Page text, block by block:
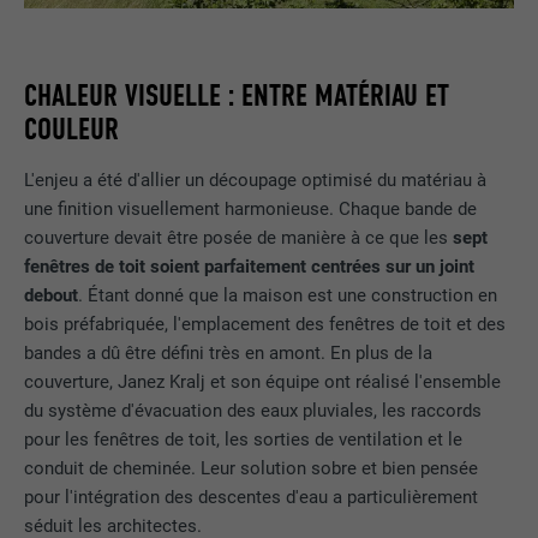
CHALEUR VISUELLE : ENTRE MATÉRIAU ET
COULEUR
L'enjeu a été d'allier un découpage optimisé du matériau à
une finition visuellement harmonieuse. Chaque bande de
couverture devait être posée de manière à ce que lessept
fenêtres de toit soient parfaitement centrées sur un joint
debout. Étant donné que la maison est une construction en
bois préfabriquée, l'emplacement des fenêtres de toit et des
bandes a dû être défini très en amont. En plus de la
couverture, Janez Kralj et son équipe ont réalisé l'ensemble
du système d'évacuation des eaux pluviales, les raccords
pour les fenêtres de toit, les sorties de ventilation et le
conduit de cheminée. Leur solution sobre et bien pensée
pour l'intégration des descentes d'eau a particulièrement
séduit les architectes.
UTILITÉ
applications PHP et garantit que toutes
les fonctions de la page qui utilisent le
NOM cookie_optin
FOURNISSEUR Sgalinski
EXPIRATION 12 mois
UTILITÉ
Ce cookie est essentiel au
fonctionnement de l'extension qui gère
le consentement pour les cookies. Il doit
être enregistré pour que l'outil sache
quels groupes de cookies ont été
NOM _ga
FOURNISSEUR
EXPIRATION 2 ans
UTILITÉ
Enregistre un identifiant unique utilisé
pour générer des données statistiques
sur la manière dont l'utilisateur utilise le
site Internet.
NOM _gat
FOURNISSEUR Google Analytics
EXPIRATION
Afficher les informations relatives aux cookies
MARKETING ET MÉDIAS EXTERNES (SERVICES AMÉRICAINS
Les cookies « Marketing et médias externes (services
américains compris) » sont utilisés par les annonceurs
(prestataires tiers) pour afficher de la publicité personnalisée.
Ils observent pour cela les visiteurs à travers les sites Internet.
Lorsque ces cookies sont acceptés, l'accès aux contenus des
plateformes vidéo et de réseaux sociaux ne nécessite plus de
consentement manuel.
NOM NID
FOURNISSEUR Google
EXPIRATION 6 mois
Afficher les informations relatives aux cookies